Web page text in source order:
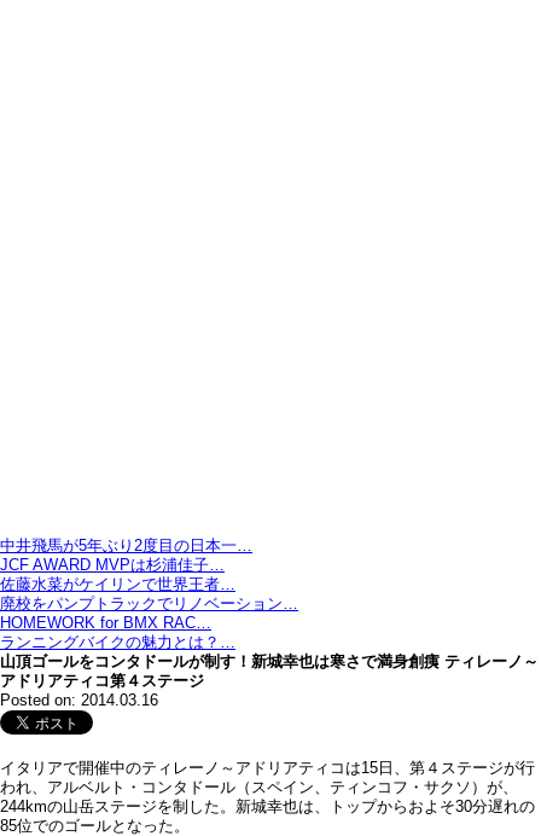
中井飛馬が5年ぶり2度目の日本一…
JCF AWARD MVPは杉浦佳子…
佐藤水菜がケイリンで世界王者…
廃校をパンプトラックでリノベーション…
HOMEWORK for BMX RAC…
ランニングバイクの魅力とは？…
山頂ゴールをコンタドールが制す！新城幸也は寒さで満身創痍 ティレーノ～
アドリアティコ第４ステージ
Posted on: 2014.03.16
イタリアで開催中のティレーノ～アドリアティコは15日、第４ステージが行
われ、アルベルト・コンタドール（スペイン、ティンコフ・サクソ）が、
244kmの山岳ステージを制した。新城幸也は、トップからおよそ30分遅れの
85位でのゴールとなった。